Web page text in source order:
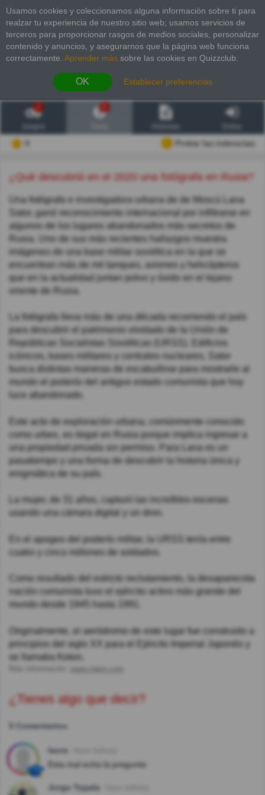
Usamos cookies y coleccionamos alguna información sobre ti para
realzar tu experiencia de nuestro sitio web; usamos servicios de
terceros para proporcionar rasgos de medios sociales, personalizar
contenido y anuncios, y asegurarnos que la página web funciona
correctamente. Aprender más sobre las cookies en Quizzclub.
OK Establecer preferencias
2
Probar las inderectas
¿Qué descubrió en el 2020 una fotógrafa en Rusia?
Una fotógrafa e investigadora urbana de de Moscú Lana
Sator, ganó reconocimiento internacional por infiltrarse en
algunos de los lugares abandonados más secretos de
Rusia. Uno de sus más recientes hallazgos muestra
imágenes de una base militar soviética en la que se
encuentran más de mil tanques, aviones y helicópteros
que en la actualidad juntan polvo y óxido en el lejano
oriente de Rusia.
La fotógrafa lleva más de una década recorriendo el país
para descubrir el patrimonio olvidado de la Unión de
Repúblicas Socialistas Soviéticas (URSS). Edificios
icónicos, bases militares y centrales nucleares, Sator
busca distintas maneras de escabullirse para mostrarle al
mundo el poderío del antiguo estado comunista que hoy
luce abandonado.
Este acto de exploración urbana, comúnmente conocido
como urbex, es ilegal en Rusia porque implica ingresar a
una propiedad privada sin permiso. Para Lana es un
pasatiempo y una forma de descubrir la historia única y
enigmática de su país.
La mujer, de 31 años, capturó las increíbles escenas
usando una cámara digital y un dron.
En el apogeo del poderío militar, la URSS tenía entre
cuatro y cinco millones de soldados.
Como resultado del estricto reclutamiento, la desaparecida
nación comunista tuvo el ejército activo más grande del
mundo desde 1945 hasta 1991.
Originalmente, el aeródromo de este lugar fue construido a
principios del siglo XX para el Ejército Imperial Japonés y
se llamaba Keton.
www.clarin.com
¿Tienes algo que decir?
5 Comentarios
laura
Esta mal echa la pregunta
Jorge Tejada